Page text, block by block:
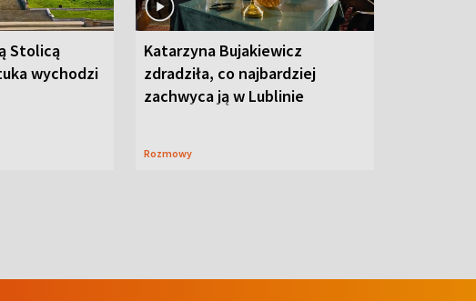
Stolicą
wychodzi
Katarzyna Bujakiewicz
zdradziła, co najbardziej
zachwyca ją w Lublinie
Rozmowy